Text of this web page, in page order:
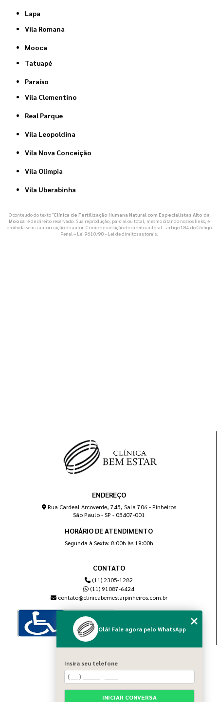
Lapa
Vila Romana
Mooca
Tatuapé
Paraíso
Vila Clementino
Real Parque
Vila Leopoldina
Vila Nova Conceição
Vila Olímpia
Vila Uberabinha
O conteúdo do texto "Clínica de Fertilização Humana Natural com Especialistas Alto da
Mooca" é de direito reservado. Sua reprodução, parcial ou total, mesmo citando nossos links, é
proibida sem a autorização do autor. Crime de violação de direito autoral – artigo 184 do Código
Penal – Lei 9610/98 - Lei de direitos autorais.
ENDEREÇO
Rua Cardeal Arcoverde, 745, Sala 706 - Pinheiros
São Paulo - SP - 05407-001
HORÁRIO DE ATENDIMENTO
Segunda à Sexta: 8:00h às 19:00h
CONTATO
(11) 2305-1282
(11) 91087-6424
contato@clinicabemestarpinheiros.com.br
Home
Sobre nós
Blog
Serviços
Olá! Fale agora pelo WhatsApp
Insira seu telefone
INICIAR CONVERSA